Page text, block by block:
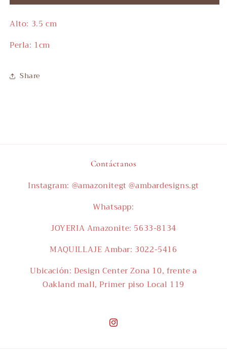
Alto: 3.5 cm
Perla: 1cm
Share
Contáctanos
Instagram: @amazonitegt @ambardesigns.gt
Whatsapp:
JOYERIA Amazonite: 5633-8134
MAQUILLAJE Ambar: 3022-5416
Ubicación: Design Center Zona 10, frente a
Oakland mall, Primer piso Local 119
Instagram